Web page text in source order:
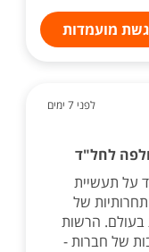
מועמדות
לפני 7 ימים
על תעשיית
של
בעולם. הרשות
של חברות -